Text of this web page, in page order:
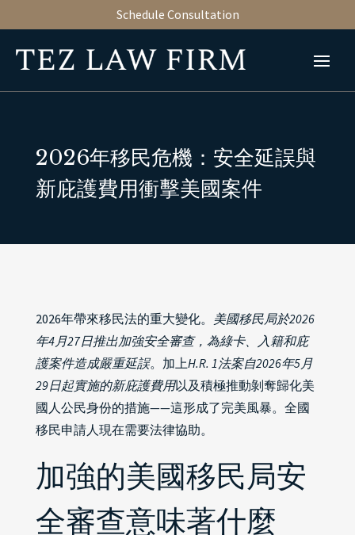
Schedule Consultation
2026年移民危機：安全延誤與
新庇護費用衝擊美國案件
2026年帶來移民法的重大變化。 美國移民局於2026
年4月27日推出加強安全審查，為綠卡、入籍和庇
護案件造成嚴重延誤。加上H.R. 1法案自2026年5月
29日起實施的新庇護費用以及積極推動剝奪歸化美
國人公民身份的措施——這形成了完美風暴。全國
移民申請人現在需要法律協助。
加強的美國移民局安
全審查意味著什麼